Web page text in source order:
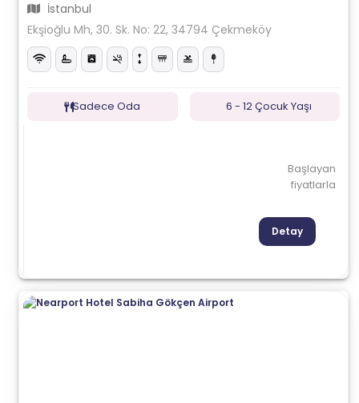
İstanbul
Ekşioğlu Mh, 30. Sk. No: 22, 34794 Çekmeköy
Sadece Oda 6 - 12 Çocuk Yaşı
Başlayan
fiyatlarla
Detay